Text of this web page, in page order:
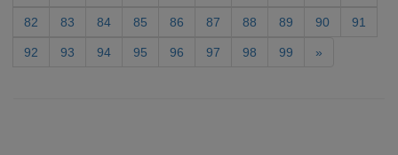
82 83 84 85 86 87 88 89 90 91
92 93 94 95 96 97 98 99 »